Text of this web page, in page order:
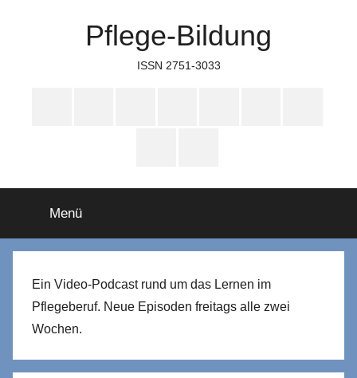
Pflege-Bildung
ISSN 2751-3033
Menü
Ein Video-Podcast rund um das Lernen im
Pflegeberuf. Neue Episoden freitags alle zwei
Wochen.